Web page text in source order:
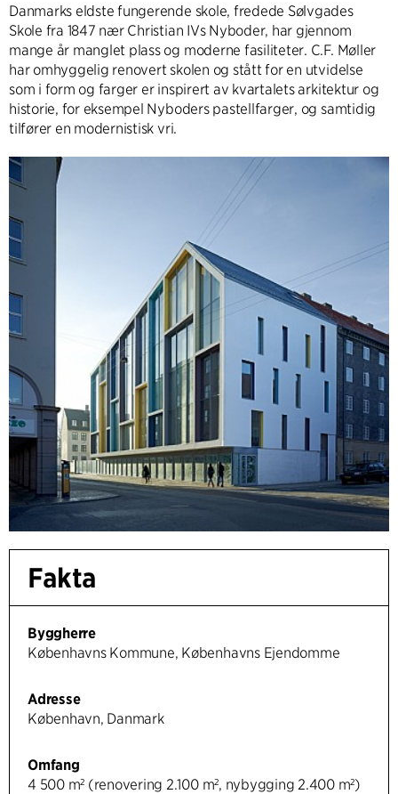
Danmarks eldste fungerende skole, fredede Sølvgades
Skole fra 1847 nær Christian IVs Nyboder, har gjennom
mange år manglet plass og moderne fasiliteter. C.F. Møller
har omhyggelig renovert skolen og stått for en utvidelse
som i form og farger er inspirert av kvartalets arkitektur og
historie, for eksempel Nyboders pastellfarger, og samtidig
tilfører en modernistisk vri.
Fakta
Byggherre
Københavns Kommune, Københavns Ejendomme
Adresse
København, Danmark
Omfang
4 500 m² (renovering 2.100 m², nybygging 2.400 m²)